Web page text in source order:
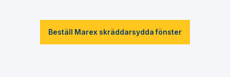
Beställ Marex skräddarsydda fönster